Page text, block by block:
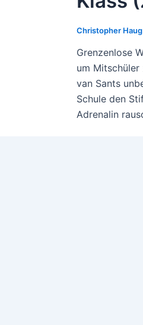
Christopher Haug
Grenzenlose
um
van Sants
Schule den
Adrenalin